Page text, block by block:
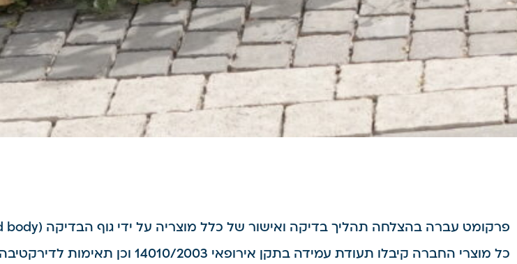
פרקומט עברה בהצלחה תהליך בדיקה ואישור של כלל מוצריה על ידי גוף הבדיקה (notified body) השוויצרי המוביל בעולם – SGS.
כל מוצרי החברה קיבלו תעודת עמידה בתקן אירופאי 14010/2003 וכן תאימות לדירקטיבה -